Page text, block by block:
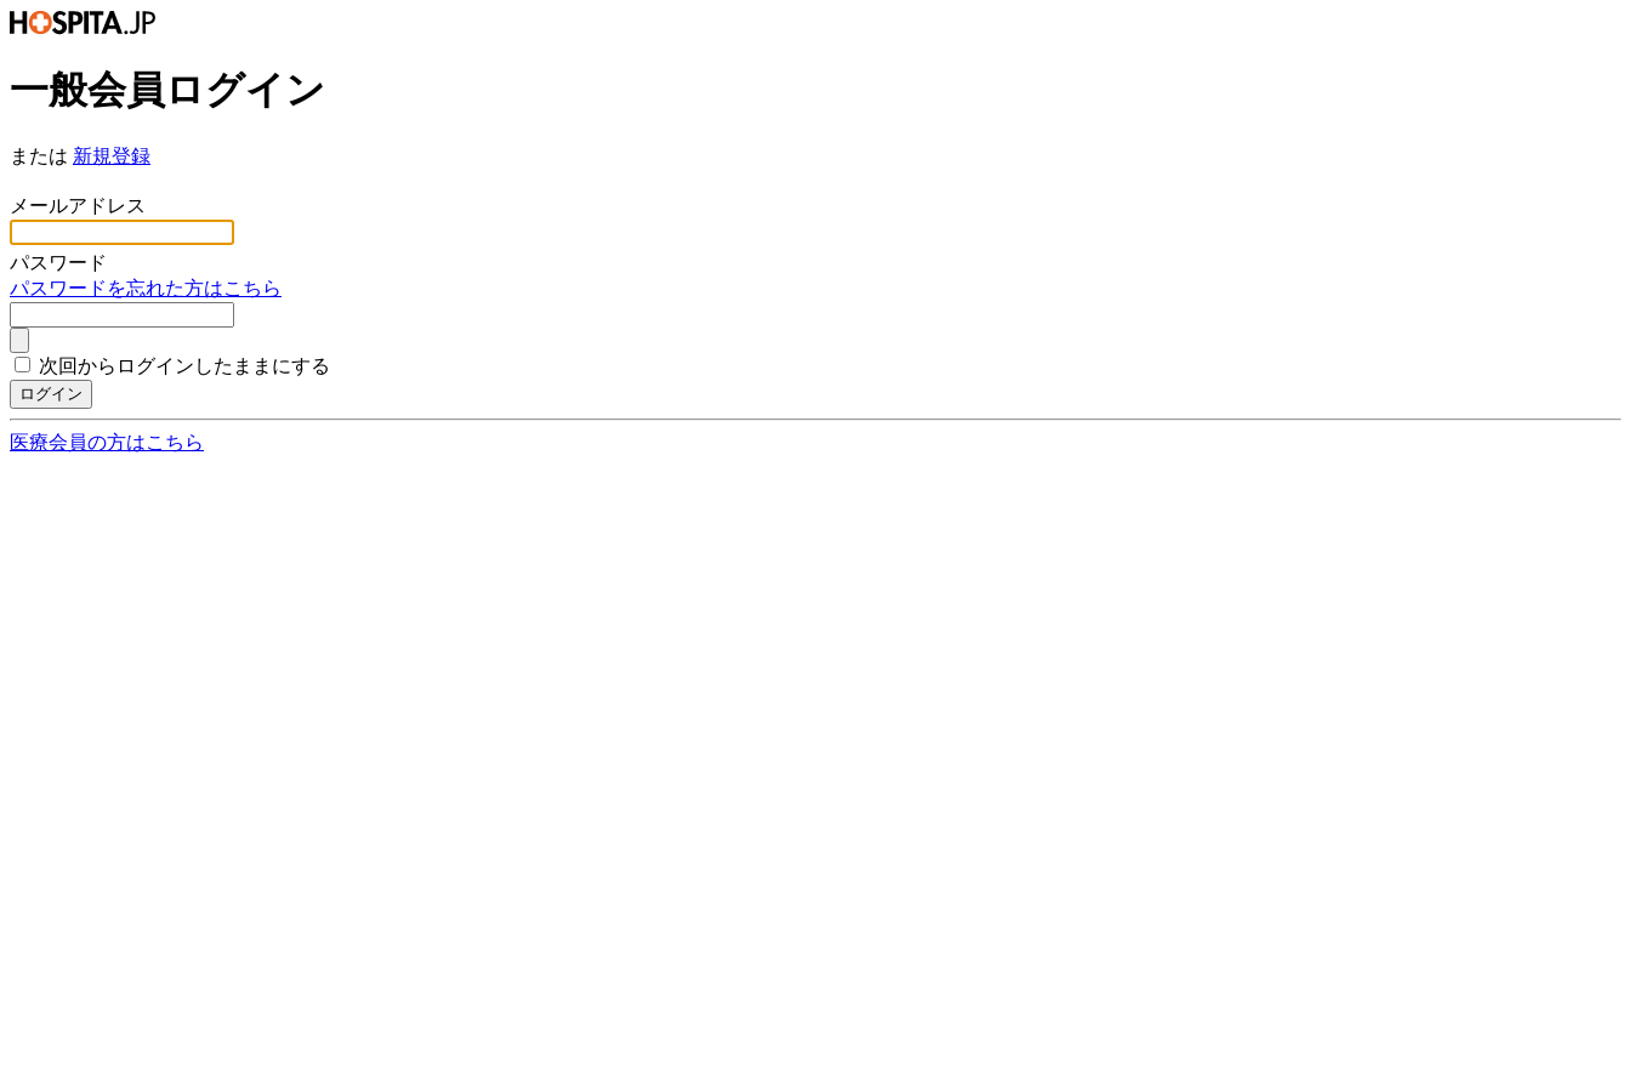
一般会員ログイン
または 新規登録
メールアドレス
パスワード
パスワードを忘れた方はこちら
次回からログインしたままにする
ログイン
医療会員の方はこちら